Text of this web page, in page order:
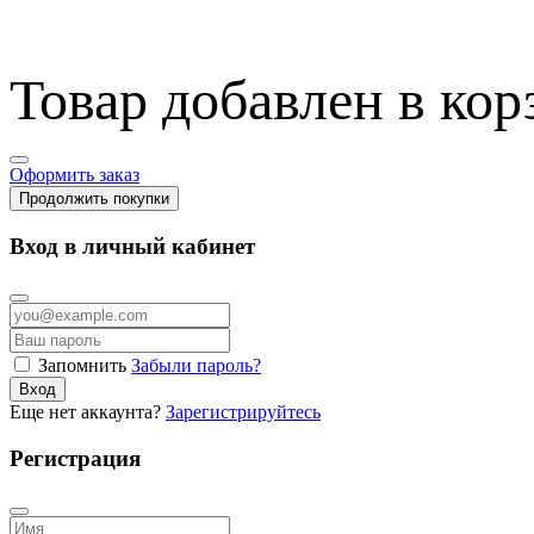
Товар добавлен в
Оформить заказ
Продолжить покупки
Вход в личный кабинет
Запомнить Забыли пароль?
Вход
Еще нет аккаунта? Зарегистрируйтесь
Регистрация